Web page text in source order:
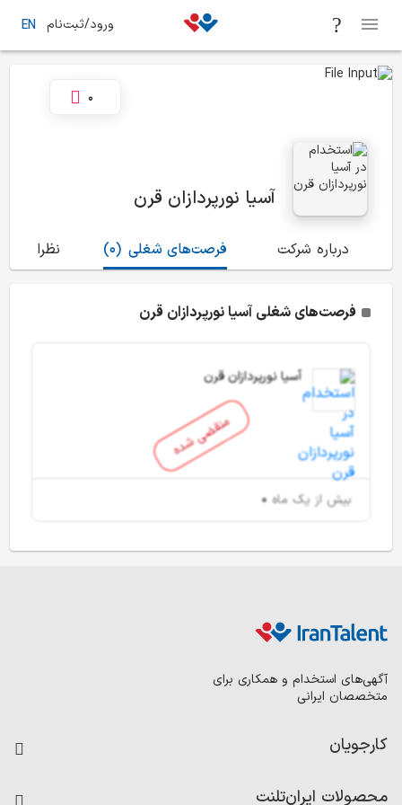
ورود/ثبت‌نام EN
آسیا نورپردازان قرن
0
درباره شرکت (0) فرصت‌های شغلی نظرات
فرصت‌های شغلی آسیا نورپردازان قرن
منقضی شده
آسیا نورپردازان قرن
بیش از یک ماه
آگهی‌های استخدام و همکاری برای
متخصصان ایرانی
کارجویان
محصولات ایران‌تلنت